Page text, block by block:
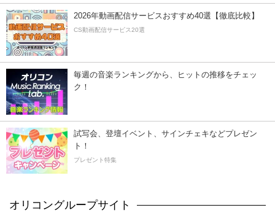
2026年動画配信サービスおすすめ40選【徹底比較】
CS動画配信サービス20選
毎週の音楽ランキングから、ヒットの推移をチェッ
ク！
試写会、登壇イベント、サインチェキなどプレゼン
ト！
プレゼント特集
オリコングループサイト